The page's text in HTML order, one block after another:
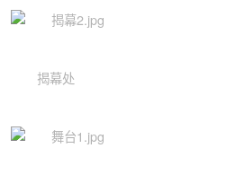
揭幕处